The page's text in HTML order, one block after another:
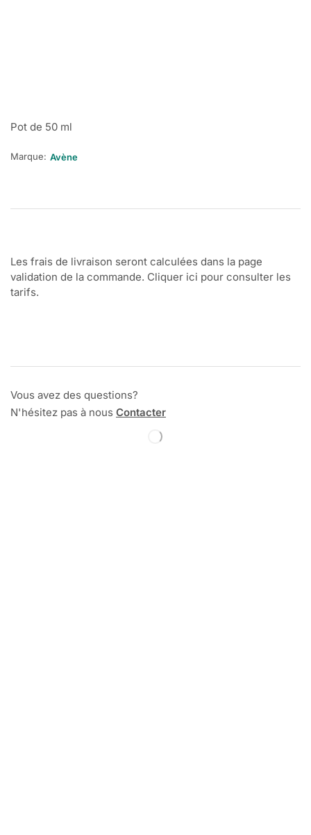
Pot de 50 ml
Marque: Avène
Les frais de livraison seront calculées dans la page
validation de la commande. Cliquer ici pour consulter les
tarifs.
Vous avez des questions?
N'hésitez pas à nous Contacter